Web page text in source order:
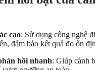
cao: Sử dụng công nghệ
đảm bảo kết quả đo ổn
hồi nhanh: Giúp cảnh